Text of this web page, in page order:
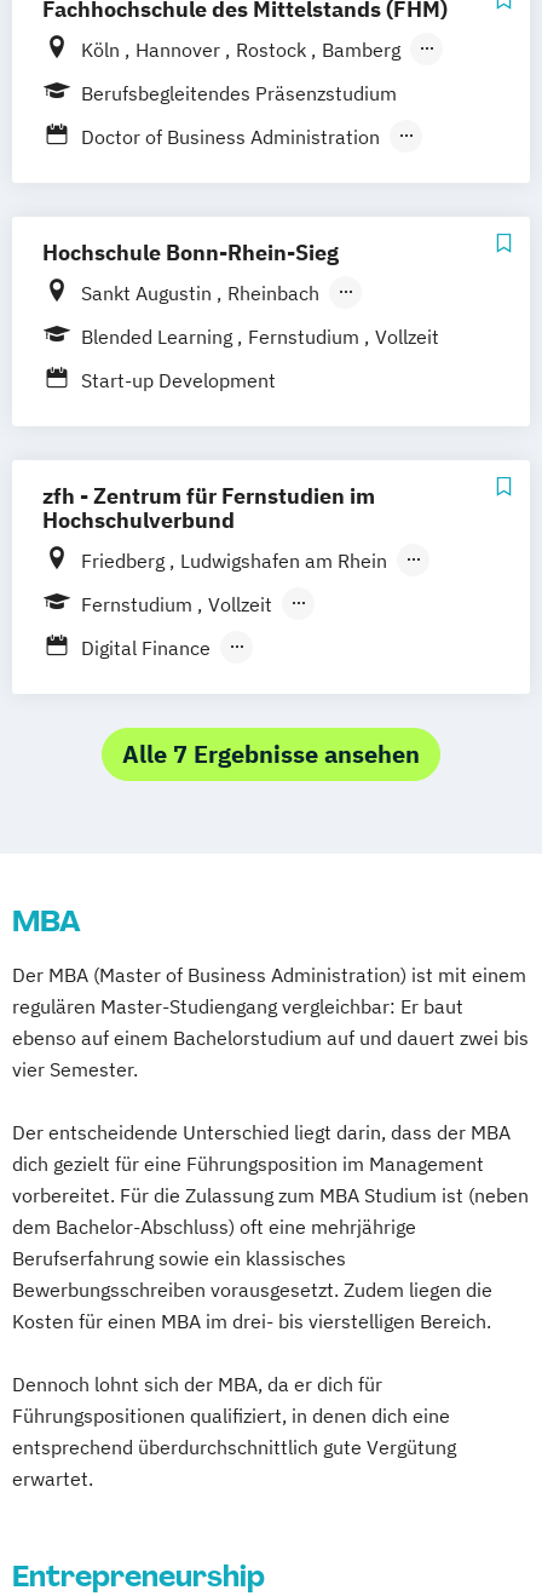
Fachhochschule des Mittelstands (FHM)
Köln Hannover Rostock
Bamberg
Bielefeld
Berlin Düren
Frechen
Berufsbegleitendes Präsenzstudium
Doctor of Business Administration
Hochschule Bonn-Rhein-Sieg
Sankt Augustin
Rheinbach
DIGITALHUB.DE Bonn
Blended Learning Fernstudium
Vollzeit
Start-up Development
zfh - Zentrum für Fernstudien im
Hochschulverbund
Friedberg
Ludwigshafen am Rhein
Remagen
Zweibrücken
Fernstudium
Vollzeit
Berufsbegleitendes Präsenzstudium
Digital Finance
Logistics – International Management &
Consulting (MBA)
MBA Leading Business Transformation
MBA Management in der Weinwirtschaft
MBA Sport-Management
MBA Unternehmensführung
MBA Vertriebsingenieur/in
Alle 7 Ergebnisse ansehen
MBA
Der MBA (Master of Business Administration) ist mit einem
regulären Master-Studiengang vergleichbar: Er baut
ebenso auf einem Bachelorstudium auf und dauert zwei bis
vier Semester.
Der entscheidende Unterschied liegt darin, dass der MBA
dich gezielt für eine Führungsposition im Management
vorbereitet. Für die Zulassung zum MBA Studium ist (neben
dem Bachelor-Abschluss) oft eine mehrjährige
Berufserfahrung sowie ein klassisches
Bewerbungsschreiben vorausgesetzt. Zudem liegen die
Kosten für einen MBA im drei- bis vierstelligen Bereich.
Dennoch lohnt sich der MBA, da er dich für
Führungspositionen qualifiziert, in denen dich eine
entsprechend überdurchschnittlich gute Vergütung
erwartet.
Entrepreneurship